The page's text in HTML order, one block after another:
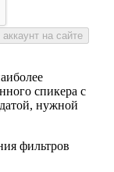
на сайте
спикера с
нужной
фильтров